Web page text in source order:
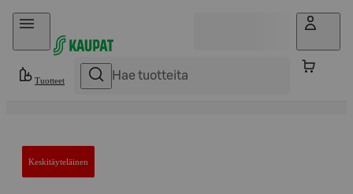
Hyppää sisältöön
Tuotteet
Keskitäyteläinen